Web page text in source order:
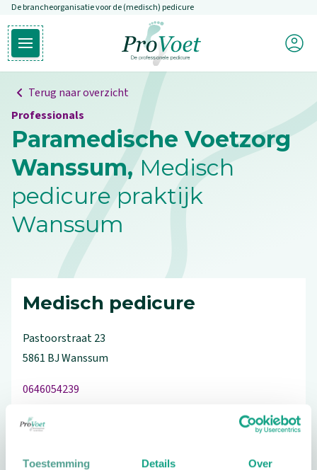
Toestemming Details Over
Overslaan en naar de inhoud gaan
De brancheorganisatie voor de (medisch) pedicure
Open hoofdmenu
Ga naar de homepagina
Mijn
Terug naar overzicht
Professionals
Paramedische Voetzorg
Wanssum,Medisch
pedicure praktijk
Wanssum
Medisch pedicure
Pastoorstraat23
5861 BJWanssum
0646054239